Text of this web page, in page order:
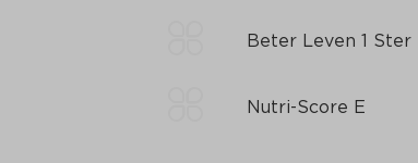
Beter Leven 1 Ster
Nutri-Score E